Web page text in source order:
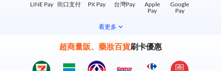
LINE Pay 街口支付 PX Pay 台灣Pay
Apple
Pay
Google
Pay
看更多
超商量販、藥妝百貨刷卡優惠